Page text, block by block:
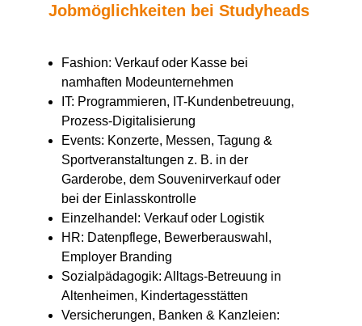
Jobmöglichkeiten bei Studyheads
Fashion: Verkauf oder Kasse bei
namhaften Modeunternehmen
IT: Programmieren, IT-Kundenbetreuung,
Prozess-Digitalisierung
Events: Konzerte, Messen, Tagung &
Sportveranstaltungen z. B. in der
Garderobe, dem Souvenirverkauf oder
bei der Einlasskontrolle
Einzelhandel: Verkauf oder Logistik
HR: Datenpflege, Bewerberauswahl,
Employer Branding
Sozialpädagogik: Alltags-Betreuung in
Altenheimen, Kindertagesstätten
Versicherungen, Banken & Kanzleien: